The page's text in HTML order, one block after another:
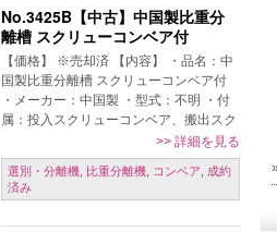
No.3425B【中古】中国製比重分
離槽 スクリューコンベア付
【価格】 ※売却済 【内容】 ・品名：中
国製比重分離槽 スクリューコンベア付
・メーカー：中国製 ・型式：不明 ・付
属：投入スクリューコンベア、搬出スク
リューコンベア ※一式揃ってます♪ 【条
件】 現状置場渡し、保証なし […]
>>詳細を見る
選別・分離機, 比重分離機, コンベア, 成約
済み